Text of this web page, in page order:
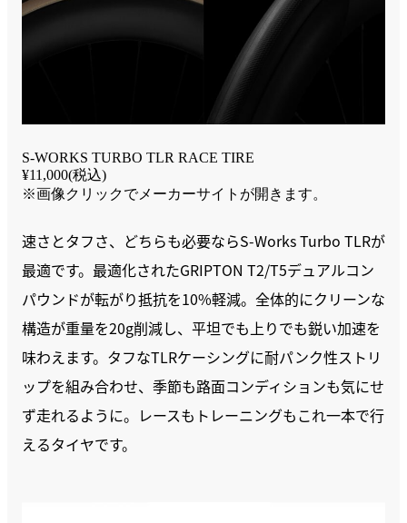
S-WORKS TURBO TLR RACE TIRE
¥11,000(税込)
※画像クリックでメーカーサイトが開きます。
速さとタフさ、どちらも必要ならS-Works Turbo TLRが
最適です。最適化されたGRIPTON T2/T5デュアルコン
パウンドが転がり抵抗を10%軽減。全体的にクリーンな
構造が重量を20g削減し、平坦でも上りでも鋭い加速を
味わえます。タフなTLRケーシングに耐パンク性ストリ
ップを組み合わせ、季節も路面コンディションも気にせ
ず走れるように。レースもトレーニングもこれ一本で行
えるタイヤです。